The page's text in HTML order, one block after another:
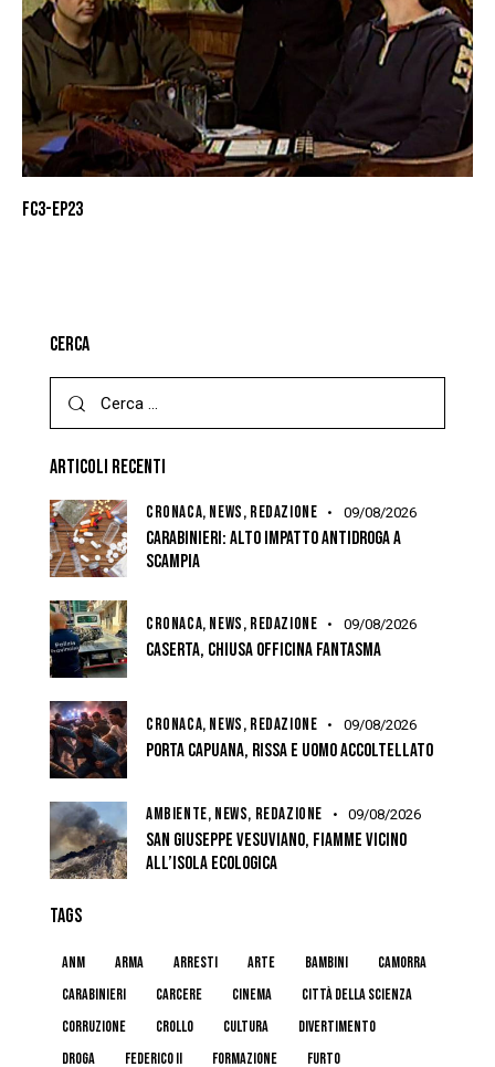
FC3-EP23
CERCA
ARTICOLI RECENTI
CRONACA, NEWS, REDAZIONE 09/08/2026
CARABINIERI: ALTO IMPATTO ANTIDROGA A
SCAMPIA
CRONACA, NEWS, REDAZIONE 09/08/2026
CASERTA, CHIUSA OFFICINA FANTASMA
CRONACA, NEWS, REDAZIONE 09/08/2026
PORTA CAPUANA, RISSA E UOMO ACCOLTELLATO
AMBIENTE, NEWS, REDAZIONE 09/08/2026
SAN GIUSEPPE VESUVIANO, FIAMME VICINO
ALL’ISOLA ECOLOGICA
TAGS
anm arma arresti arte bambini
camorra
carabinieri
carcere cinema
Città della Scienza
corruzione
crollo cultura
divertimento
droga
federico II formazione
furto